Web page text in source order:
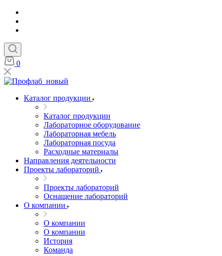
0
Каталог продукции
Каталог продукции
Лабораторное оборудование
Лабораторная мебель
Лабораторная посуда
Расходные материалы
Направления деятельности
Проекты лабораторий
Проекты лабораторий
Оснащение лабораторий
О компании
О компании
О компании
История
Команда